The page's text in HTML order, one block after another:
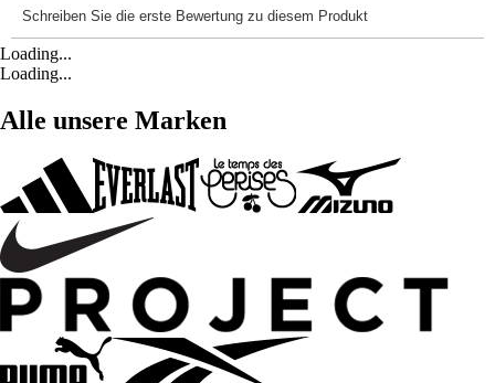
Loading...
Loading...
Alle unsere Marken